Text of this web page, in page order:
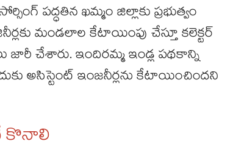
పద్ధతిన ఖమ్మం జిల్లాకు ప్రభుత్వం
మండలాల కేటాయింపు చేస్తూ కలెక్టర్
జారీ చేశారు. ఇందిరమ్మ ఇండ్ల పథకాన్ని
అసిస్టెంట్ ఇంజనీర్లను కేటాయించిందని
కొనాలి